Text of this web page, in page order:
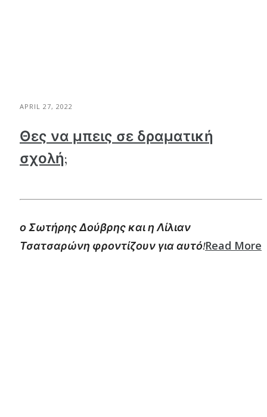
APRIL 27, 2022
Θες να μπεις σε δραματική
σχολή;
ο Σωτήρης Δούβρης και η Λίλιαν
Τσατσαρώνη φροντίζουν για αυτό!Read More